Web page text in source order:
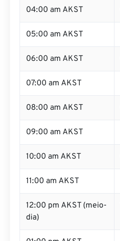
04:00 am AKST
05:00 am AKST
06:00 am AKST
07:00 am AKST
08:00 am AKST
09:00 am AKST
10:00 am AKST
11:00 am AKST
12:00 pm AKST (meio-
dia)